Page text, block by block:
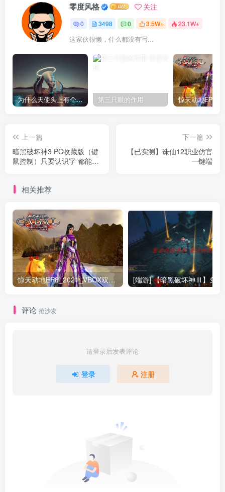
零度风格 关注
0 3498 0 3.5W+ 23.1W+
这家伙很懒，什么都没有写...
为什么天使头上有个圈？ 第三只眼的作用
上一篇
暗黑破坏神3 PC收藏版（键
鼠控制）只要认识字 都能架
下一篇
【已实测】诛仙12职业仿官
一键端
相关推荐
惊天动地EP8_2021_VBOX双虚拟机单机版 win10可玩
评论 抢沙发
请登录后发表评论
登录 注册